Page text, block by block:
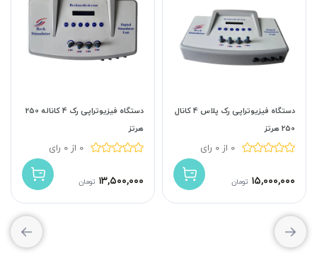
دستگاه فیزیوتراپی رک پلاس 4 کانال
250 هرتز
0 از 0 رای
۱۵,۰۰۰,۰۰۰ تومان
دستگاه فیزیوتراپی رک 4 کاناله 250
هرتز
0 از 0 رای
۱۳,۵۰۰,۰۰۰ تومان